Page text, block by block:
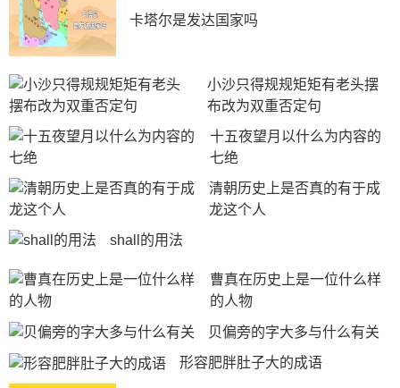
生活的起点，谓之“改火”。在禁火与改火期间，人们必须
准备足够的熟食以冷食度日。由于古代的禁火制度过于残
酷和严厉，并不顾各地具体情况，甚至影响到民众的生产
和生活。于是，汉代发生了周举在太原一带废除禁火陋俗
的事件。汉代的寒食节，很多地方要禁火一个月，到了唐
代，寒食节变成三天，分别叫大寒食、官寒食、小寒食。
唐朝之后，寒食节逐渐式微。宋元时期，清明节的地位上
升到取代寒食节的地位。
卡塔尔是发达国家吗
小沙只得规规矩矩有老头摆
布改为双重否定句
十五夜望月以什么为内容的
七绝
清朝历史上是否真的有于成
龙这个人
shall的用法
曹真在历史上是一位什么样
的人物
贝偏旁的字大多与什么有关
形容肥胖肚子大的成语